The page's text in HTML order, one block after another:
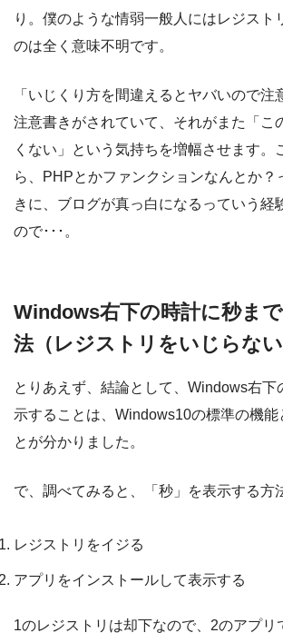
り。僕のような情弱一般人にはレジスト
のは全く意味不明です。
「いじくり方を間違えるとヤバいので注
注意書きがされていて、それがまた「こ
くない」という気持ちを増幅させます。
ら、PHPとかファンクションなんとか？
きに、ブログが真っ白になるっていう経
ので･･･。
Windows右下の時計に秒ま
法（レジストリをいじらない
とりあえず、結論として、Windows右下
示することは、Windows10の標準の機能
とが分かりました。
で、調べてみると、「秒」を表示する方
レジストリをイジる
アプリをインストールして表示する
1のレジストリは却下なので、2のアプリ